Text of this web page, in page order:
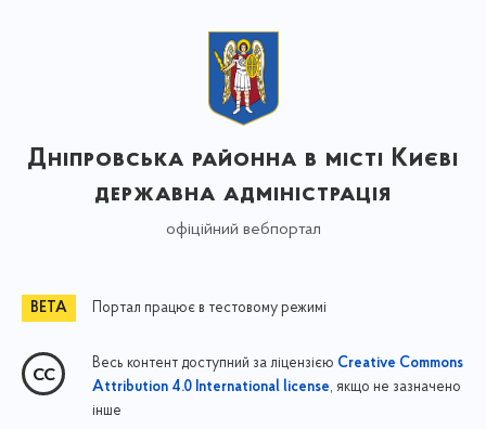
Дніпровська районна в місті Києві
державна адміністрація
офіційний вебпортал
Портал працює в тестовому режимі
Весь контент доступний за ліцензією Creative Commons
Attribution 4.0 International license, якщо не зазначено
інше